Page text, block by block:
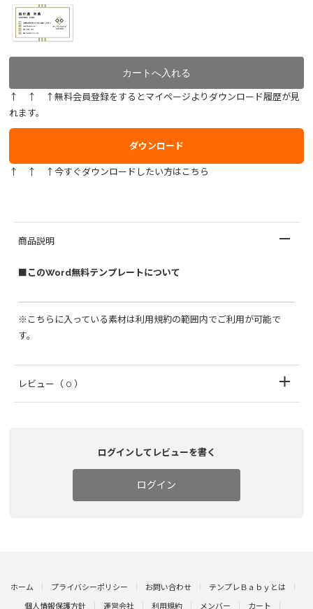
↑ ↑ ↑無料会員登録をするとマイページよりダウンロード履歴が見
れます。
ダウンロード
↑ ↑ ↑今すぐダウンロードしたい方はこちら
商品説明
■このWord無料テンプレートについて
※こちらに入っている素材は利用規約の範囲内でご利用が可能で
す。
レビュー （ 0 ）
ログインしてレビューを書く
ログイン
ホーム プライバシーポリシー お問い合わせ テンプレＢａｂｙとは
個人情報保護方針 運営会社 利用規約 メンバー カート